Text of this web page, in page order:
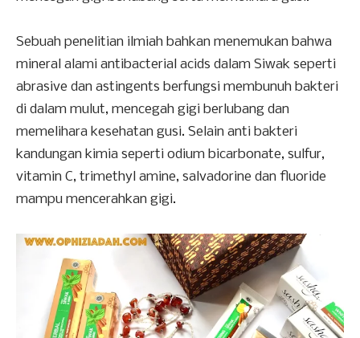
Sebuah penelitian ilmiah bahkan menemukan bahwa
mineral alami antibacterial acids dalam Siwak seperti
abrasive dan astingents berfungsi membunuh bakteri
di dalam mulut, mencegah gigi berlubang dan
memelihara kesehatan gusi. Selain anti bakteri
kandungan kimia seperti odium bicarbonate, sulfur,
vitamin C, trimethyl amine, salvadorine dan fluoride
mampu mencerahkan gigi.